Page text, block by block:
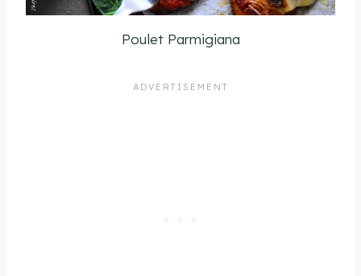
Poulet Parmigiana